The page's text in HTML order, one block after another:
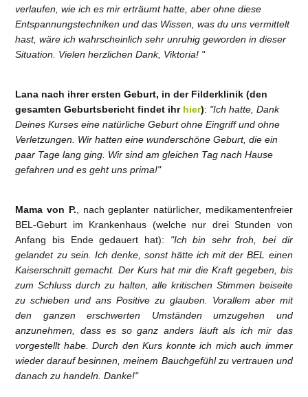
verlaufen, wie ich es mir erträumt hatte, aber ohne diese
Entspannungstechniken und das Wissen, was du uns vermittelt
hast, wäre ich wahrscheinlich sehr unruhig geworden in dieser
Situation. Vielen herzlichen Dank, Viktoria! "
Lana nach ihrer ersten Geburt, in der Filderklinik (den
gesamten Geburtsbericht findet ihr hier): "Ich hatte, Dank
Deines Kurses eine natürliche Geburt ohne Eingriff und ohne
Verletzungen. Wir hatten eine wunderschöne Geburt, die ein
paar Tage lang ging. Wir sind am gleichen Tag nach Hause
gefahren und es geht uns prima!"
Mama von P. , nach geplanter natürlicher, medikamentenfreier
BEL-Geburt im Krankenhaus (welche nur drei Stunden von
Anfang bis Ende gedauert hat): "Ich bin sehr froh, bei dir
gelandet zu sein. Ich denke, sonst hätte ich mit der BEL einen
Kaiserschnitt gemacht. Der Kurs hat mir die Kraft gegeben, bis
zum Schluss durch zu halten, alle kritischen Stimmen beiseite
zu schieben und ans Positive zu glauben. Vorallem aber mit
den ganzen erschwerten Umständen umzugehen und
anzunehmen, dass es so ganz anders läuft als ich mir das
vorgestellt habe. Durch den Kurs konnte ich mich auch immer
wieder darauf besinnen, meinem Bauchgefühl zu vertrauen und
danach zu handeln. Danke!"